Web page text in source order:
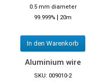
0.5 mm diameter
99.999% | 20m
In den Warenkorb
Aluminium wire
SKU: 009010-2